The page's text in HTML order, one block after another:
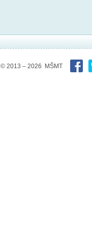
© 2013 – 2026 MŠMT